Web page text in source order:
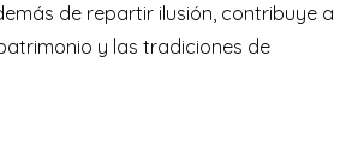
de repartir ilusión, contribuye a
y las tradiciones de